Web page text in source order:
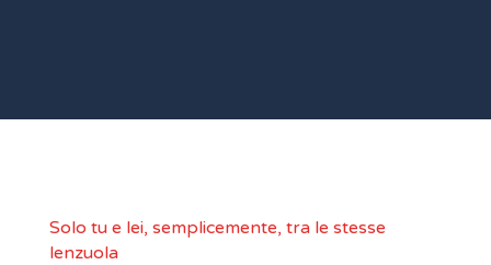
Solo tu e lei, semplicemente, tra le stesse
lenzuola